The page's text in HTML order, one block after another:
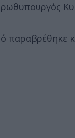
παραβρέθηκε